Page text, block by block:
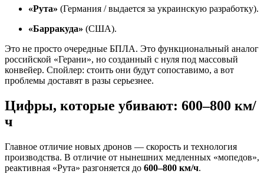
«Рута» (Германия / выдается за украинскую разработку).
«Барракуда» (США).
Это не просто очередные БПЛА. Это функциональный аналог
российской «Герани», но созданный с нуля под массовый
конвейер. Спойлер: стоить они будут сопоставимо, а вот
проблемы доставят в разы серьезнее.
Цифры, которые убивают: 600–800 км/
ч
Главное отличие новых дронов — скорость и технология
производства. В отличие от нынешних медленных «мопедов»,
реактивная «Рута» разгоняется до 600–800 км/ч.